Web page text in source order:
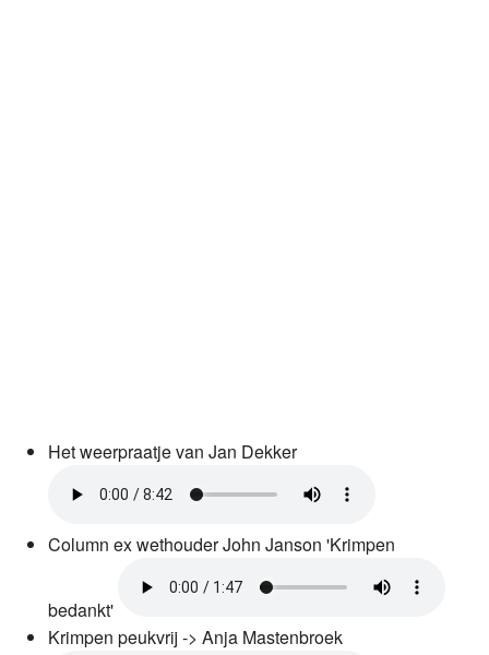
Het weerpraatje van Jan Dekker
Column ex wethouder John Janson 'Krimpen
bedankt'
Krimpen peukvrij -> Anja Mastenbroek